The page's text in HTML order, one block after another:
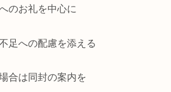
のお礼を中心に
足への配慮を添える
合は同封の案内を